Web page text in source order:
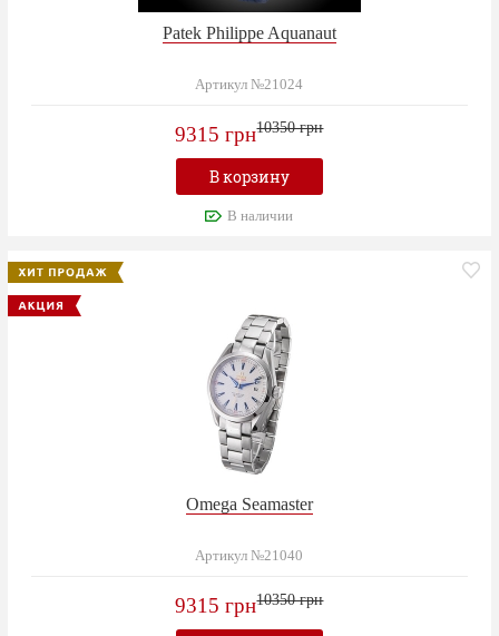
Patek Philippe Aquanaut
Артикул №21024
9315 грн10350 грн
В корзину
В наличии
Omega Seamaster
Артикул №21040
9315 грн10350 грн